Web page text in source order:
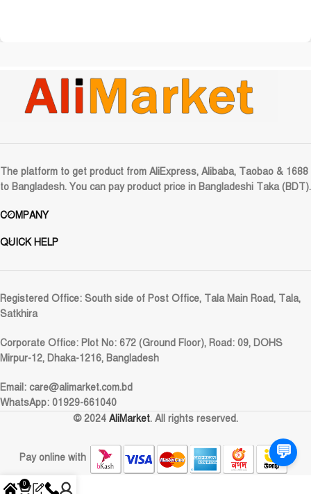
The platform to get product from AliExpress, Alibaba, Taobao & 1688
to Bangladesh. You can pay product price in Bangladeshi Taka (BDT).
COMPANY
QUICK HELP
Registered Office: South side of Post Office, Tala Main Road, Tala,
Satkhira
Corporate Office: Plot No: 672 (Ground Floor), Road: 09, DOHS
Mirpur-12, Dhaka-1216, Bangladesh
Email: care@alimarket.com.bd
WhatsApp: 01929-661040
© 2024 AliMarket. All rights reserved.
Pay online with 💬
0